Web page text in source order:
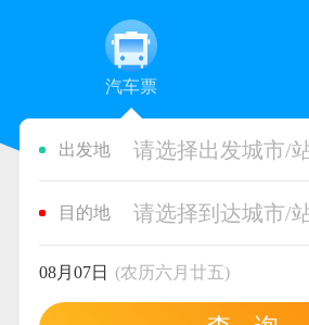
汽车票
出发地 请选择出发城市/
目的地 请选择到达城市/
08月07日 (农历六月廿五)